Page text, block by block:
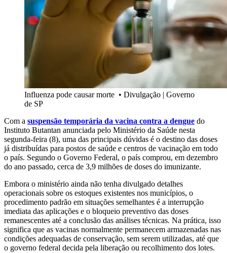
Influenza pode causar morte • Divulgação | Governo
de SP
Com a suspensão temporária da vacina contra a dengue do
Instituto Butantan anunciada pelo Ministério da Saúde nesta
segunda-feira (8), uma das principais dúvidas é o destino das doses
já distribuídas para postos de saúde e centros de vacinação em todo
o país. Segundo o Governo Federal, o país comprou, em dezembro
do ano passado, cerca de 3,9 milhões de doses do imunizante.
Embora o ministério ainda não tenha divulgado detalhes
operacionais sobre os estoques existentes nos municípios, o
procedimento padrão em situações semelhantes é a interrupção
imediata das aplicações e o bloqueio preventivo das doses
remanescentes até a conclusão das análises técnicas. Na prática, isso
significa que as vacinas normalmente permanecem armazenadas nas
condições adequadas de conservação, sem serem utilizadas, até que
o governo federal decida pela liberação ou recolhimento dos lotes.